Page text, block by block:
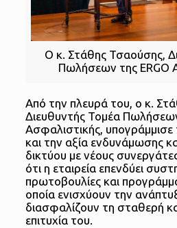
Ο κ. Στάθης Τσαούσης,
Πωλήσεων της ERGO
Από την πλευρά του, ο κ.
Διευθυντής Τομέα
Ασφαλιστικής,
και την αξία ενδυνάμωσης
δικτύου με νέους
ότι η εταιρεία επενδύει
πρωτοβουλίες και
οποία ενισχύουν την
διασφαλίζουν τη σταθερή
επιτυχία του.